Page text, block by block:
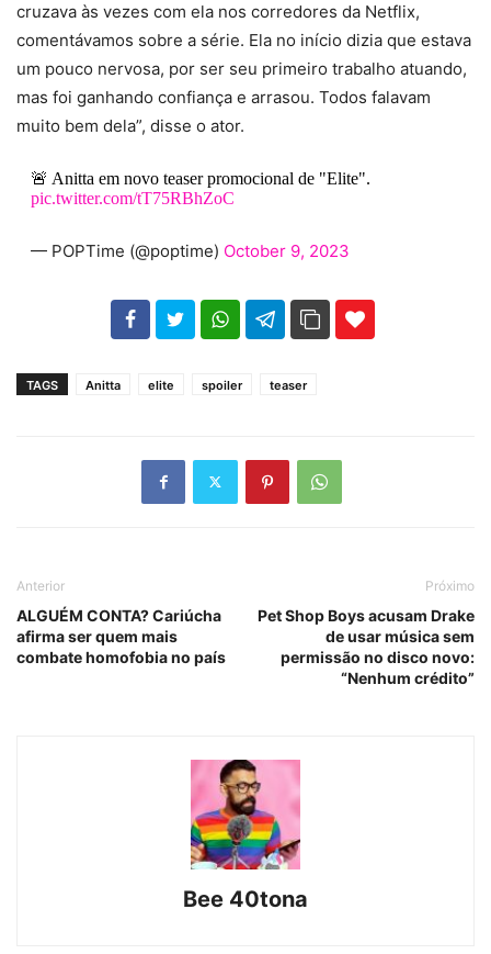
cruzava às vezes com ela nos corredores da Netflix,
comentávamos sobre a série. Ela no início dizia que estava
um pouco nervosa, por ser seu primeiro trabalho atuando,
mas foi ganhando confiança e arrasou. Todos falavam
muito bem dela”, disse o ator.
🚨 Anitta em novo teaser promocional de "Elite".
pic.twitter.com/tT75RBhZoC
— POPTime (@poptime) October 9, 2023
102 35
TAGS Anitta elite spoiler teaser
Anterior
ALGUÉM CONTA? Cariúcha
afirma ser quem mais
combate homofobia no país
Próximo
Pet Shop Boys acusam Drake
de usar música sem
permissão no disco novo:
“Nenhum crédito”
Bee 40tona